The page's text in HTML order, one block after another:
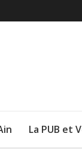
La PUB et